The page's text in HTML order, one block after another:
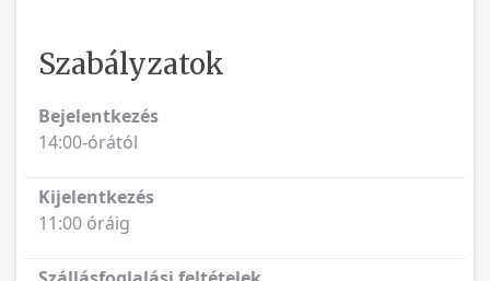
Szabályzatok
Bejelentkezés
14:00-órától
Kijelentkezés
11:00 óráig